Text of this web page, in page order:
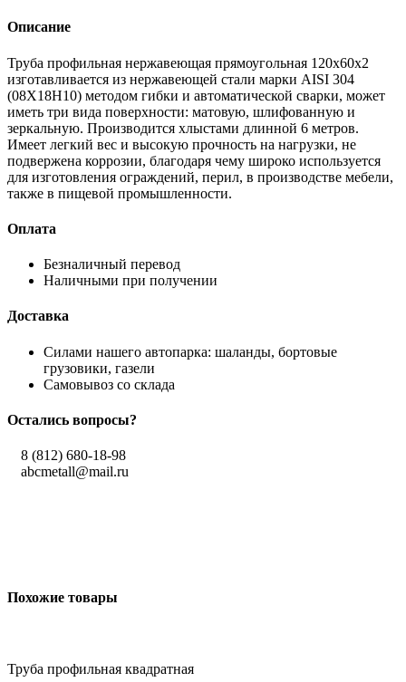
Описание
Труба профильная нержавеющая прямоугольная 120х60х2
изготавливается из нержавеющей стали марки AISI 304
(08Х18Н10) методом гибки и автоматической сварки, может
иметь три вида поверхности: матовую, шлифованную и
зеркальную. Производится хлыстами длинной 6 метров.
Имеет легкий вес и высокую прочность на нагрузки, не
подвержена коррозии, благодаря чему широко используется
для изготовления ограждений, перил, в производстве мебели,
также в пищевой промышленности.
Оплата
Безналичный перевод
Наличными при получении
Доставка
Силами нашего автопарка: шаланды, бортовые
грузовики, газели
Самовывоз со склада
Остались вопросы?
8 (812) 680-18-98
abcmetall@mail.ru
Похожие товары
Труба профильная квадратная